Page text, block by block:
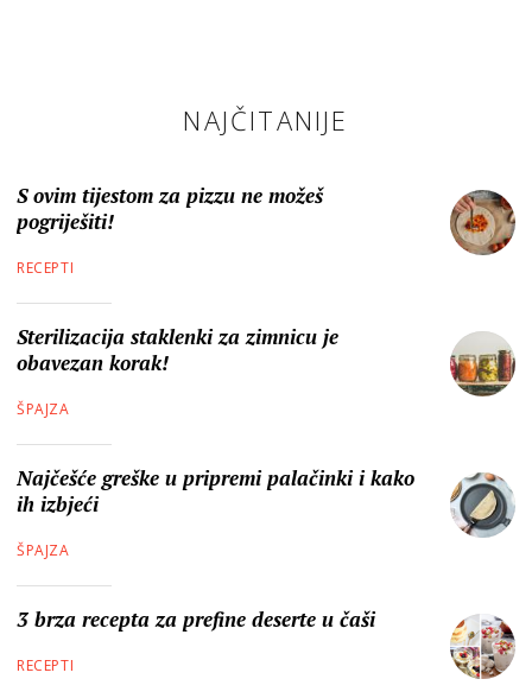
NAJČITANIJE
S ovim tijestom za pizzu ne možeš
pogriješiti!
RECEPTI
Sterilizacija staklenki za zimnicu je
obavezan korak!
ŠPAJZA
Najčešće greške u pripremi palačinki i kako
ih izbjeći
ŠPAJZA
3 brza recepta za prefine deserte u čaši
RECEPTI